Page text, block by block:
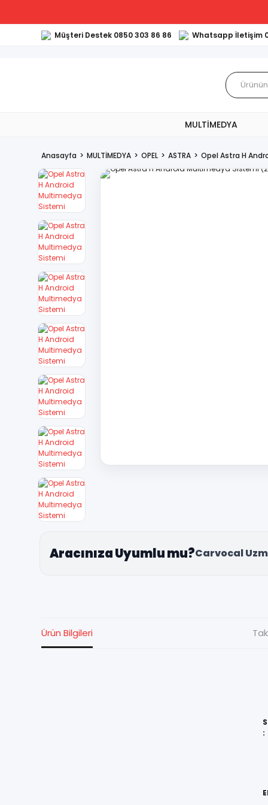
Müşteri Destek 0850 303 86 86 Whatsapp İletişim
MULTİMEDYA
Anasayfa MULTİMEDYA OPEL ASTRA Opel Astra H
Aracınıza Uyumlu mu?Carvocal
Ürün Bilgileri
: